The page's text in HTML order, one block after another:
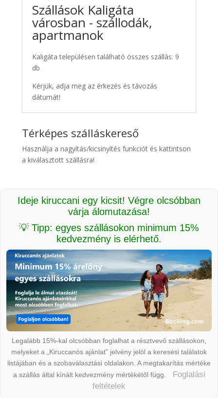
Szállások Kaligáta
városban - szállodák,
apartmanok
Kaligáta településen található összes szállás: 9
db
Kérjük, adja meg az érkezés és távozás
dátumát!
Térképes szálláskereső
Használja a nagyítás/kicsinyítés funkciót és kattintson
a kiválasztott szállásra!
Ideje kiruccani egy kicsit! Végre olcsóbban
várja álomutazása!
💡 Tipp: egyes szállásokon minimum 15%
kedvezmény is elérhető.
Legalább 15%-kal olcsóbban foglalhat a résztvevő szállásokon,
melyeket a „Kiruccanós ajánlat” jelvény jelöl a keresési találatok
listájában és a szobaválasztási oldalakon. A megtakarítás mértéke
a szállás által kínált kedvezmény mértékétől függ.
Foglalási
feltételek